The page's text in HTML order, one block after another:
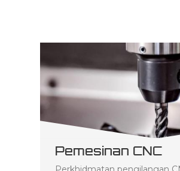
Pemesinan CNC